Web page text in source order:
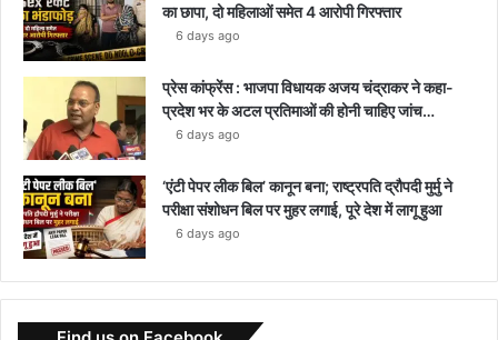
का छापा, दो महिलाओं समेत 4 आरोपी गिरफ्तार
6 days ago
प्रेस कांफ्रेंस : भाजपा विधायक अजय चंद्राकर ने कहा-
प्रदेश भर के अटल प्रतिमाओं की होनी चाहिए जांच…
6 days ago
‘एंटी पेपर लीक बिल’ कानून बना; राष्ट्रपति द्रौपदी मुर्मु ने
परीक्षा संशोधन बिल पर मुहर लगाई, पूरे देश में लागू हुआ
6 days ago